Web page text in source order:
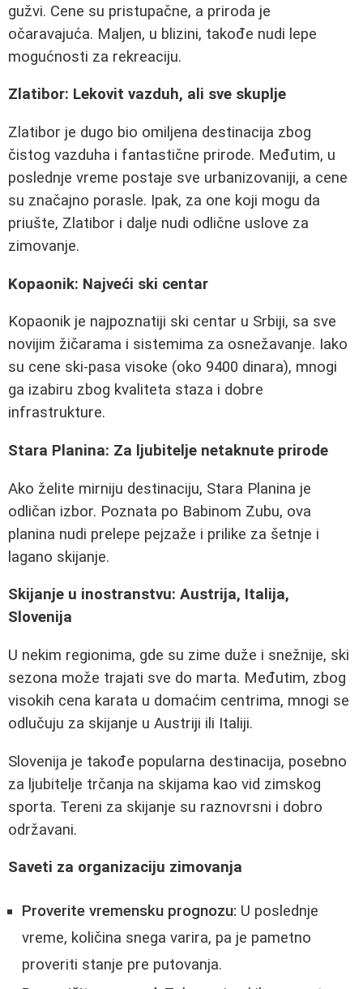
gužvi. Cene su pristupačne, a priroda je
očaravajuća. Maljen, u blizini, takođe nudi lepe
mogućnosti za rekreaciju.
Zlatibor: Lekovit vazduh, ali sve skuplje
Zlatibor je dugo bio omiljena destinacija zbog
čistog vazduha i fantastične prirode. Međutim, u
poslednje vreme postaje sve urbanizovaniji, a cene
su značajno porasle. Ipak, za one koji mogu da
priušte, Zlatibor i dalje nudi odlične uslove za
zimovanje.
Kopaonik: Najveći ski centar
Kopaonik je najpoznatiji ski centar u Srbiji, sa sve
novijim žičarama i sistemima za osnežavanje. Iako
su cene ski-pasa visoke (oko 9400 dinara), mnogi
ga izabiru zbog kvaliteta staza i dobre
infrastrukture.
Stara Planina: Za ljubitelje netaknute prirode
Ako želite mirniju destinaciju, Stara Planina je
odličan izbor. Poznata po Babinom Zubu, ova
planina nudi prelepe pejzaže i prilike za šetnje i
lagano skijanje.
Skijanje u inostranstvu: Austrija, Italija,
Slovenija
U nekim regionima, gde su zime duže i snežnije, ski
sezona može trajati sve do marta. Međutim, zbog
visokih cena karata u domaćim centrima, mnogi se
odlučuju za skijanje u Austriji ili Italiji.
Slovenija je takođe popularna destinacija, posebno
za ljubitelje trčanja na skijama kao vid zimskog
sporta. Tereni za skijanje su raznovrsni i dobro
održavani.
Saveti za organizaciju zimovanja
Proverite vremensku prognozu: U poslednje
vreme, količina snega varira, pa je pametno
proveriti stanje pre putovanja.